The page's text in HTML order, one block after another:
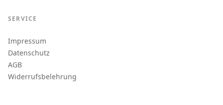
SERVICE
Impressum
Datenschutz
AGB
Widerrufsbelehrung